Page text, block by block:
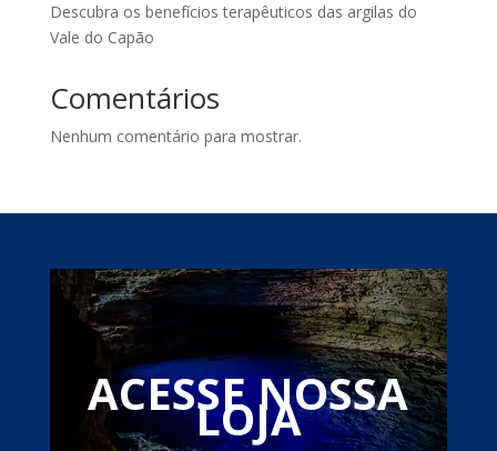
Descubra os benefícios terapêuticos das argilas do
Vale do Capão
Comentários
Nenhum comentário para mostrar.
ACESSE NOSSA
LOJA